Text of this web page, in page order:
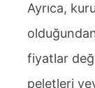
Ayrıca,
fiyatlar
peletleri